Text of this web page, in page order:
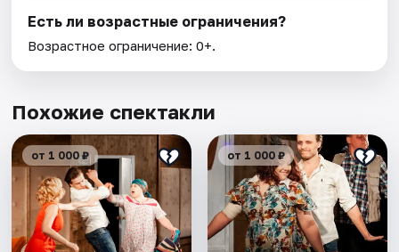
Есть ли возрастные ограничения?
Возрастное ограничение: 0+.
Похожие спектакли
от 1 000 ₽ от 1 000 ₽